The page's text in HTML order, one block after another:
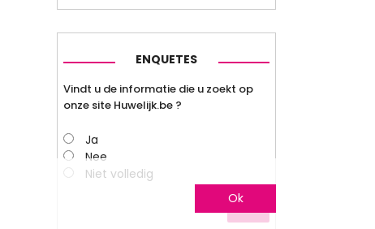
ENQUETES
Vindt u de informatie die u zoekt op
onze site Huwelijk.be ?
Ja
Nee
Niet volledig
Stem
Ok